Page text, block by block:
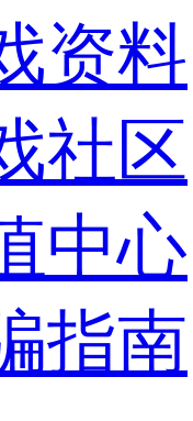
资料
社区
中心
指南